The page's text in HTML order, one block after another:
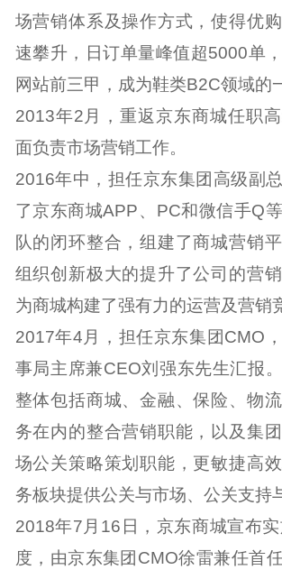
场营销体系及操作方式，使得优
速攀升，日订单量峰值超5000单
网站前三甲，成为鞋类B2C领域的
2013年2月，重返京东商城任职
面负责市场营销工作。
2016年中，担任京东集团高级副
了京东商城APP、PC和微信手Q
队的闭环整合，组建了商城营销
组织创新极大的提升了公司的营
为商城构建了强有力的运营及营销
2017年4月，担任京东集团CMO
事局主席兼CEO刘强东先生汇报
整体包括商城、金融、保险、物
务在内的整合营销职能，以及集
场公关策略策划职能，更敏捷高
务板块提供公关与市场、公关支持
2018年7月16日，京东商城宣布实
度，由京东集团CMO徐雷兼任首